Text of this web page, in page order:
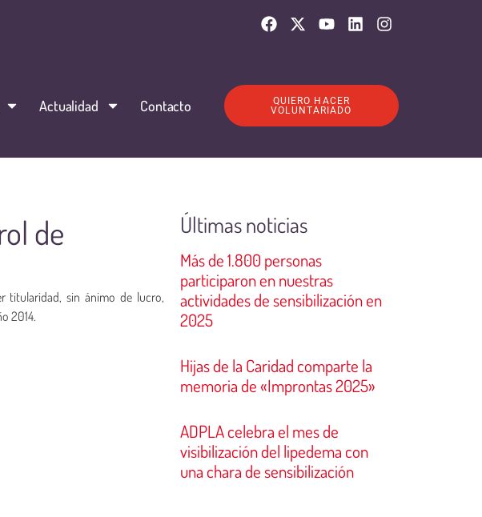
Actualidad Contacto
QUIERO HACER
VOLUNTARIADO
de
titularidad, sin ánimo de lucro,
2014.
Últimas noticias
Más de 1.800 personas
participaron en nuestras
actividades de sensibilización en
2025
Hijas de la Caridad comparte la
memoria de «Improntas 2025»
ADPLA celebra el mes de
visibilización del lipedema con
una chara de sensibilización